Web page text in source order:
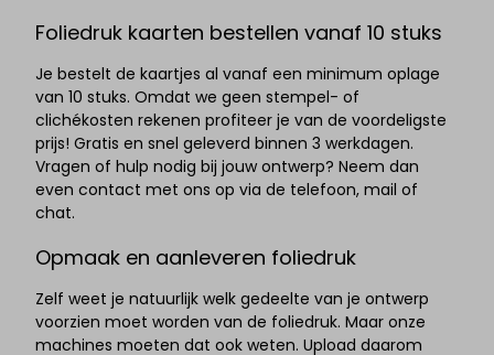
Foliedruk kaarten bestellen vanaf 10 stuks
Je bestelt de kaartjes al vanaf een minimum oplage
van 10 stuks. Omdat we geen stempel- of
clichékosten rekenen profiteer je van de voordeligste
prijs! Gratis en snel geleverd binnen 3 werkdagen.
Vragen of hulp nodig bij jouw ontwerp? Neem dan
even contact met ons op via de telefoon, mail of
chat.
Opmaak en aanleveren foliedruk
Zelf weet je natuurlijk welk gedeelte van je ontwerp
voorzien moet worden van de foliedruk. Maar onze
machines moeten dat ook weten. Upload daarom